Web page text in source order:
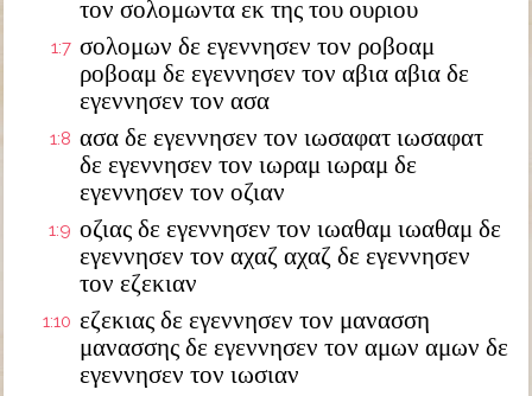
τον σολομωντα εκ της του ουριου
1:7 σολομων δε εγεννησεν τον ροβοαμ
ροβοαμ δε εγεννησεν τον αβια αβια δε
εγεννησεν τον ασα
1:8 ασα δε εγεννησεν τον ιωσαφατ ιωσαφατ
δε εγεννησεν τον ιωραμ ιωραμ δε
εγεννησεν τον οζιαν
1:9 οζιας δε εγεννησεν τον ιωαθαμ ιωαθαμ δε
εγεννησεν τον αχαζ αχαζ δε εγεννησεν
τον εζεκιαν
1:10 εζεκιας δε εγεννησεν τον μανασση
μανασσης δε εγεννησεν τον αμων αμων δε
εγεννησεν τον ιωσιαν